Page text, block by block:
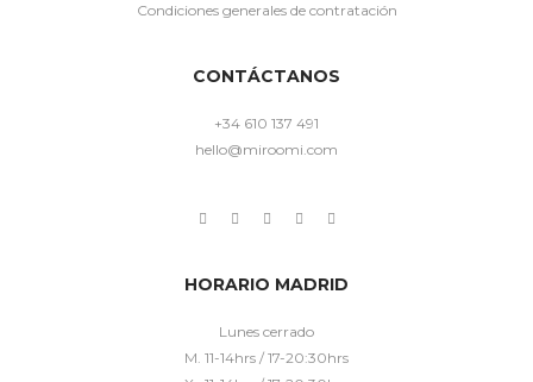
Condiciones generales de contratación
CONTÁCTANOS
+34 610 137 491
hello@miroomi.com
HORARIO MADRID
Lunes cerrado
M. 11-14hrs / 17-20:30hrs